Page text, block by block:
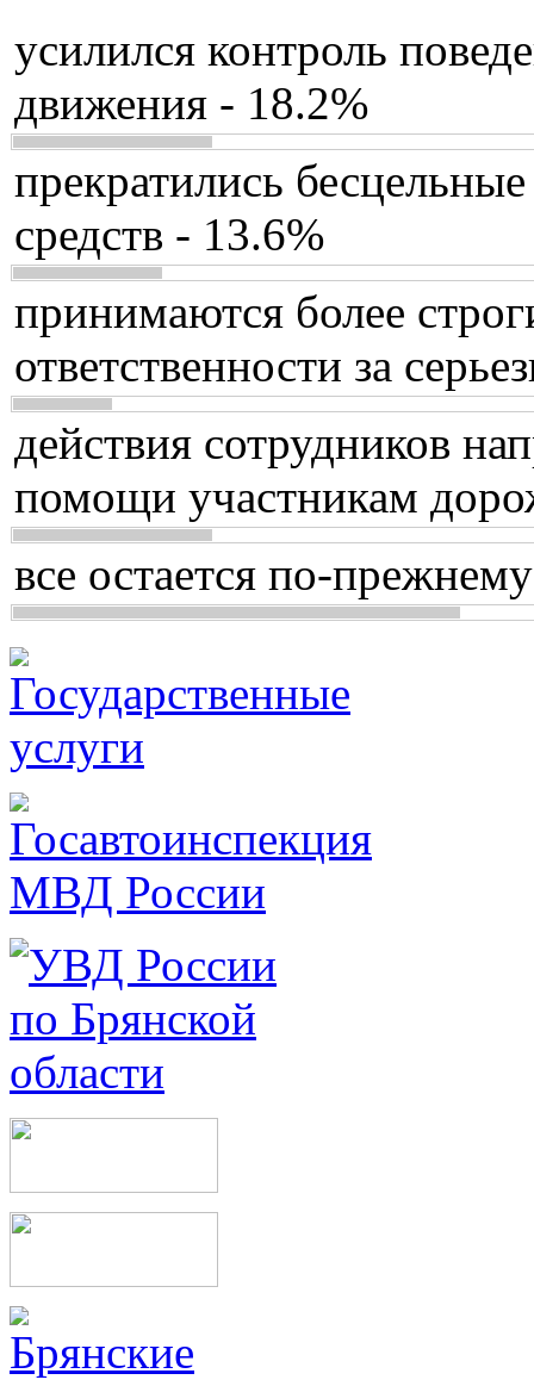
усилился контроль
движения - 18.2%
прекратились
средств - 13.6%
принимаются более
ответственности за
действия сотрудников
помощи участникам
все остается по-